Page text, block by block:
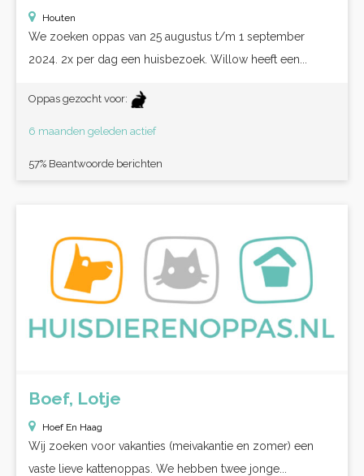
Houten
We zoeken oppas van 25 augustus t/m 1 september
2024. 2x per dag een huisbezoek. Willow heeft een...
Oppas gezocht voor:
6 maanden geleden actief
57% Beantwoorde berichten
Boef, Lotje
Hoef En Haag
Wij zoeken voor vakanties (meivakantie en zomer) een
vaste lieve kattenoppas. We hebben twee jonge...